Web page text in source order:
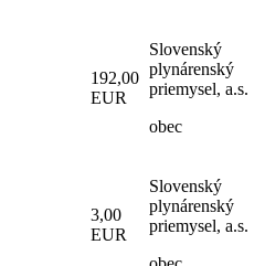
192,00
EUR
Slovenský
plynárenský
priemysel, a.s.
obec
3,00
EUR
Slovenský
plynárenský
priemysel, a.s.